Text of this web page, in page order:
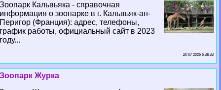
Зоопарк Кальвьяка - справочная
информация о зоопарке в г. Кальвьяк-ан-
Перигор (Франция): адрес, телефоны,
график работы, официальный сайт в 2023
году...
20 07 2026 6:38:33
Зоопарк Журка